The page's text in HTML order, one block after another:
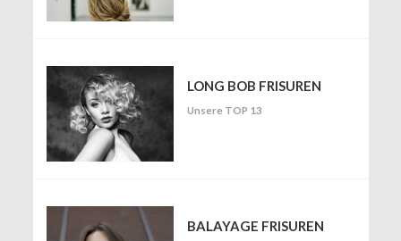
LONG BOB FRISUREN
Unsere TOP 13
BALAYAGE FRISUREN